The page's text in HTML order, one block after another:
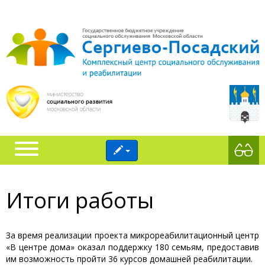
Итоги работы
За время реализации проекта микрореабилитационный центр
«В центре дома» оказал поддержку 180 семьям, предоставив
им возможность пройти 36 курсов домашней реабилитации.